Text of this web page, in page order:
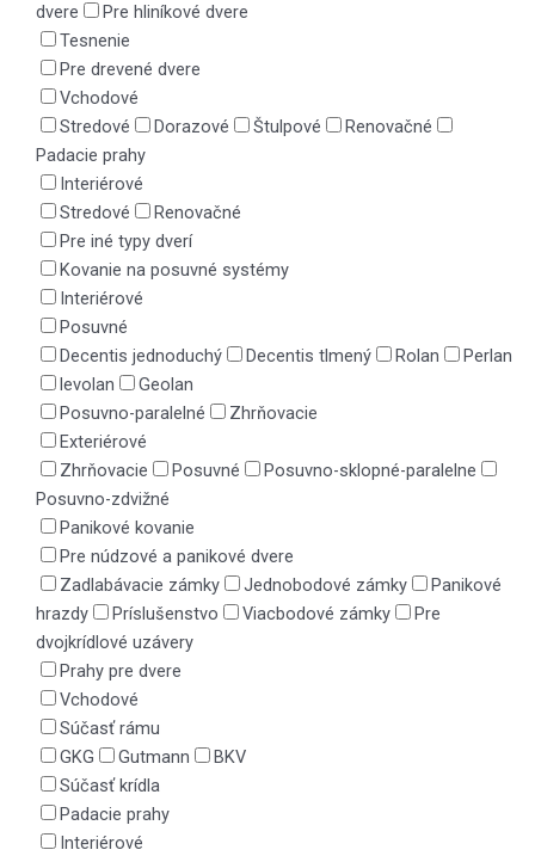
dvere
Pre hliníkové dvere
Tesnenie
Pre drevené dvere
Vchodové
Stredové
Dorazové Štulpové
Renovačné
Padacie prahy
Interiérové
Stredové
Renovačné
Pre iné typy dverí
Kovanie na posuvné systémy
Interiérové
Posuvné
Decentis jednoduchý
Decentis tlmený Rolan
Perlan
levolan
Geolan
Posuvno-paralelné
Zhrňovacie
Exteriérové
Zhrňovacie
Posuvné
Posuvno-sklopné-paralelne
Posuvno-zdvižné
Panikové kovanie
Pre núdzové a panikové dvere
Zadlabávacie zámky
Jednobodové zámky
Panikové
hrazdy
Príslušenstvo Viacbodové zámky
Pre
dvojkrídlové uzávery
Prahy pre dvere
Vchodové
Súčasť rámu
GKG
Gutmann
BKV
Súčasť krídla
Padacie prahy
Interiérové